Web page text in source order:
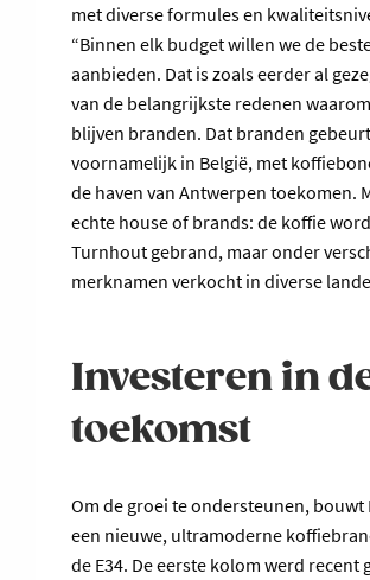
met diverse formules en
“Binnen elk budget willen we de
aanbieden. Dat is zoals eerder al
van de belangrijkste redenen
blijven branden. Dat branden gebeurt
voornamelijk in België, met
de haven van Antwerpen toekomen.
echte house of brands: de koffie
Turnhout gebrand, maar onder
merknamen verkocht in diverse
Investeren in
toekomst
Om de groei te ondersteunen, bouwt
een nieuwe, ultramoderne
de E34. De eerste kolom werd recent